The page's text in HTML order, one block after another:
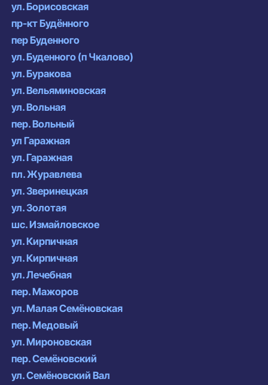
ул. Борисовская
пр-кт Будённого
пер Буденного
ул. Буденного (п Чкалово)
ул. Буракова
ул. Вельяминовская
ул. Вольная
пер. Вольный
ул Гаражная
ул. Гаражная
пл. Журавлева
ул. Зверинецкая
ул. Золотая
шс. Измайловское
ул. Кирпичная
ул. Кирпичная
ул. Лечебная
пер. Мажоров
ул. Малая Семёновская
пер. Медовый
ул. Мироновская
пер. Семёновский
ул. Семёновский Вал